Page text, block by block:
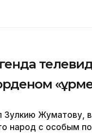
Зулкию Жуматову,
народ с особым